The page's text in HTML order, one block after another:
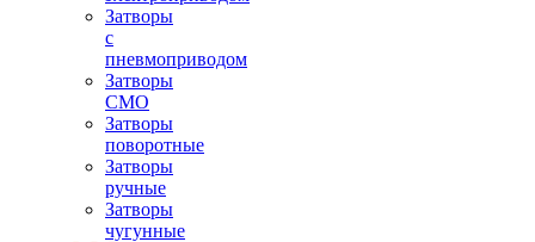
Затворы
с
пневмоприводом
Затворы
СМО
Затворы
поворотные
Затворы
ручные
Затворы
чугунные